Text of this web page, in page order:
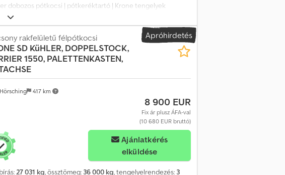
dobozos pótkocsi | pótkeréktartó | Krone tengelyek
rögzítőgyűrű a padlóban | Belső magasság: 2715 mm
| Napi forgalomba helyezés: 2024.6. | Bérlés lehetséges. A
Sn Dfjfx Afkef
Apróhirdetés
417 km
rakfelületű félpótkocsi
SD KüHLER, DOPPELSTOCK,
1550, PALETTENKASTEN,
8 900 EUR
Fix ár plusz ÁFA-val
(10 680 EUR bruttó)
Ajánlatkérés
elküldése
27 031 kg, össztömeg: 36 000 kg, tengelyelrendezés: 3